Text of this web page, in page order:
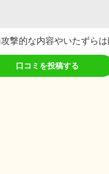
攻撃的な内容やいたずら
口コミを投稿する